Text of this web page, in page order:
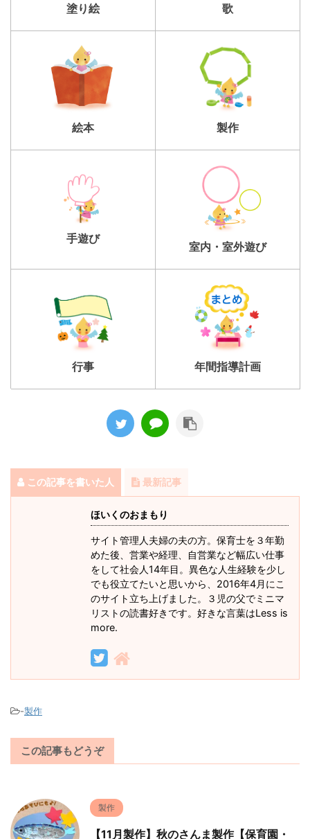
塗り絵 歌
絵本 製作
手遊び
室内・室外遊び
行事 年間指導計画
この記事を書いた人 最新記事
ほいくのおまもり
サイト管理人夫婦の夫の方。保育士を３年勤
めた後、営業や経理、自営業など幅広い仕事
をして社会人14年目。異色な人生経験を少し
でも役立てたいと思いから、2016年4月にこ
のサイト立ち上げました。３児の父でミニマ
リストの読書好きです。好きな言葉はLess is
more.
-製作
この記事もどうぞ
製作
【11月製作】秋のさんま製作【保育園・